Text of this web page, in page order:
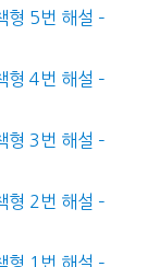
형 5번 해설 –
형 4번 해설 –
형 3번 해설 –
형 2번 해설 –
형 1번 해설 –